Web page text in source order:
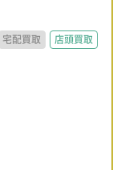
宅配買取 店頭買取